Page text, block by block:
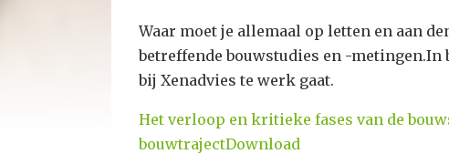
Waar moet je allemaal op letten en aan
betreffende bouwstudies en -
bij Xenadvies te werk gaat.
Het verloop en kritieke fases van de
bouwtrajectDownload